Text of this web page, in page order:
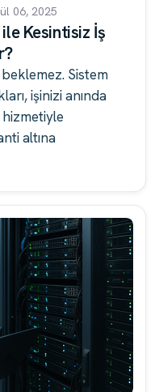
06, 2025
Kesintisiz İş
Sistem
işinizi anında
altına